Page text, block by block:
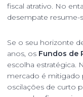
fiscal atrativo. No
desempate resume-
Se o seu horizonte
anos, os Fundos de
escolha estratégica.
mercado é mitigado
oscilações de curto